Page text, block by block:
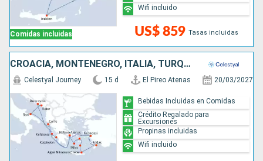
Comidas incluidas US$ 859 Tasas incluidas
Wifi incluido
CROACIA, MONTENEGRO, ITALIA, TURQUÍA, GRECIA
Celestyal Journey 15 d El Pireo Atenas 20/03/2027
Bebidas Incluidas en Comidas
Crédito Regalado para
Excursiones
Propinas incluidas
Wifi incluido